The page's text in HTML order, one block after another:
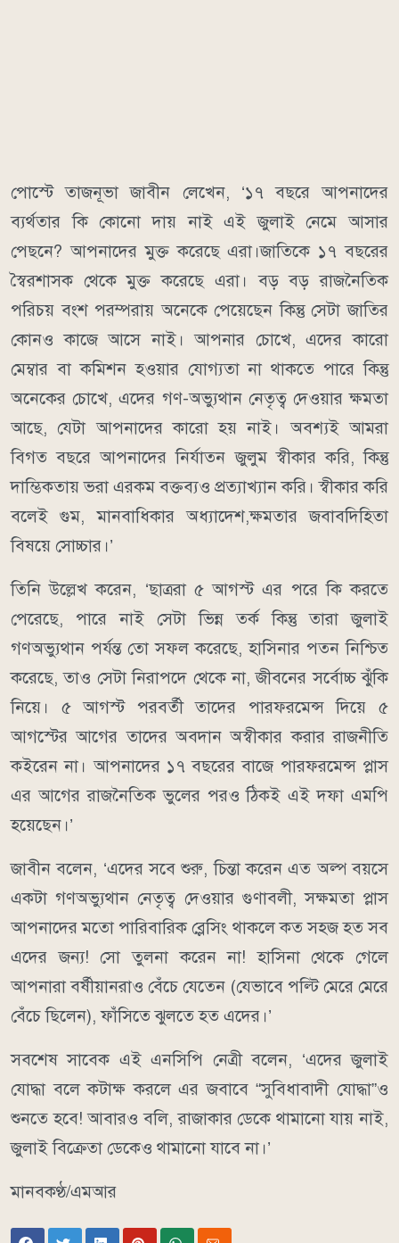
পোস্টে তাজনূভা জাবীন লেখেন, ‘১৭ বছরে আপনাদের
ব্যর্থতার কি কোনো দায় নাই এই জুলাই নেমে আসার
পেছনে? আপনাদের মুক্ত করেছে এরা।জাতিকে ১৭ বছরের
স্বৈরশাসক থেকে মুক্ত করেছে এরা। বড় বড় রাজনৈতিক
পরিচয় বংশ পরম্পরায় অনেকে পেয়েছেন কিন্তু সেটা জাতির
কোনও কাজে আসে নাই। আপনার চোখে, এদের কারো
মেম্বার বা কমিশন হওয়ার যোগ্যতা না থাকতে পারে কিন্তু
অনেকের চোখে, এদের গণ-অভ্যুথান নেতৃত্ব দেওয়ার ক্ষমতা
আছে, যেটা আপনাদের কারো হয় নাই। অবশ্যই আমরা
বিগত বছরে আপনাদের নির্যাতন জুলুম স্বীকার করি, কিন্তু
দাম্ভিকতায় ভরা এরকম বক্তব্যও প্রত্যাখ্যান করি। স্বীকার করি
বলেই গুম, মানবাধিকার অধ্যাদেশ,ক্ষমতার জবাবদিহিতা
বিষয়ে সোচ্চার।’
তিনি উল্লেখ করেন, ‘ছাত্ররা ৫ আগস্ট এর পরে কি করতে
পেরেছে, পারে নাই সেটা ভিন্ন তর্ক কিন্তু তারা জুলাই
গণঅভ্যুথান পর্যন্ত তো সফল করেছে, হাসিনার পতন নিশ্চিত
করেছে, তাও সেটা নিরাপদে থেকে না, জীবনের সর্বোচ্চ ঝুঁকি
নিয়ে। ৫ আগস্ট পরবর্তী তাদের পারফরমেন্স দিয়ে ৫
আগস্টের আগের তাদের অবদান অস্বীকার করার রাজনীতি
কইরেন না। আপনাদের ১৭ বছরের বাজে পারফরমেন্স প্লাস
এর আগের রাজনৈতিক ভুলের পরও ঠিকই এই দফা এমপি
হয়েছেন।’
জাবীন বলেন, ‘এদের সবে শুরু, চিন্তা করেন এত অল্প বয়সে
একটা গণঅভ্যুথান নেতৃত্ব দেওয়ার গুণাবলী, সক্ষমতা প্লাস
আপনাদের মতো পারিবারিক ব্লেসিং থাকলে কত সহজ হত সব
এদের জন্য! সো তুলনা করেন না! হাসিনা থেকে গেলে
আপনারা বর্ষীয়ানরাও বেঁচে যেতেন (যেভাবে পল্টি মেরে মেরে
বেঁচে ছিলেন), ফাঁসিতে ঝুলতে হত এদের।’
সবশেষ সাবেক এই এনসিপি নেত্রী বলেন, ‘এদের জুলাই
যোদ্ধা বলে কটাক্ষ করলে এর জবাবে “সুবিধাবাদী যোদ্ধা”ও
শুনতে হবে! আবারও বলি, রাজাকার ডেকে থামানো যায় নাই,
জুলাই বিক্রেতা ডেকেও থামানো যাবে না।’
মানবকণ্ঠ/এমআর